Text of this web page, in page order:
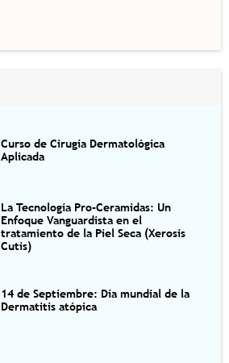
Curso de Cirugía Dermatológica
Aplicada
La Tecnología Pro-Ceramidas: Un
Enfoque Vanguardista en el
tratamiento de la Piel Seca (Xerosis
Cutis)
14 de Septiembre: Día mundial de la
Dermatitis atópica